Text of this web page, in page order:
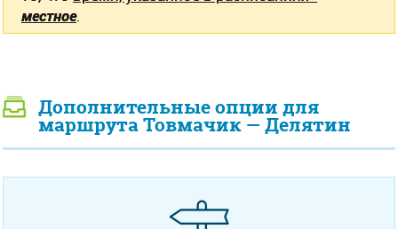
местное.
Дополнительные опции для
маршрута Товмачик — Делятин